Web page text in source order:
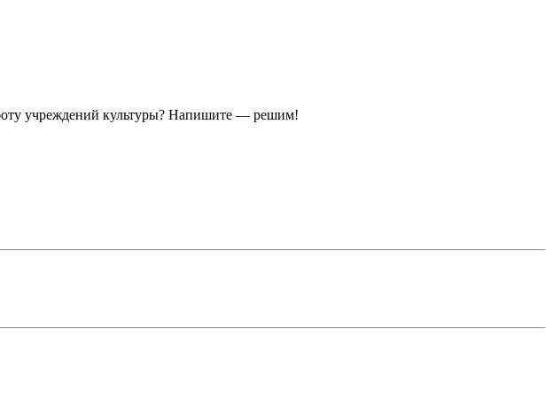
учреждений культуры? Напишите — решим!